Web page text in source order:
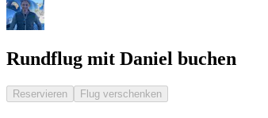
Rundflug mit Daniel buchen
Reservieren Flug verschenken